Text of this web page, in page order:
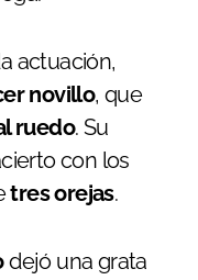
actuación,
novillo, que
ruedo. Su
con los
tres orejas.
dejó una grata